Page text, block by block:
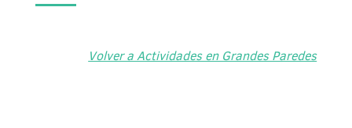
Volver a Actividades en Grandes Paredes